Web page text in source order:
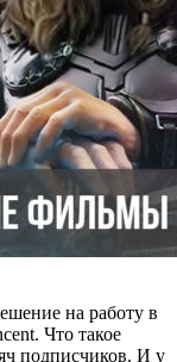
на работу в
Что такое
подписчиков. И у